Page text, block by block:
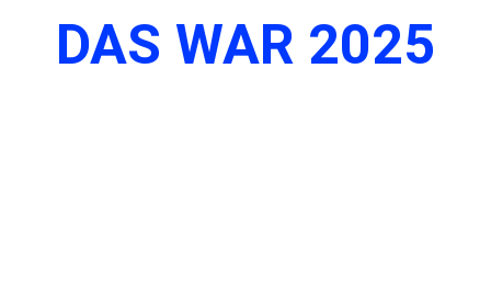
DAS WAR 2025